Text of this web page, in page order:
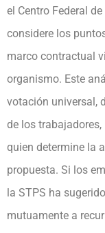
el Centro Federal
considere los
marco contractual
organismo. Este
votación universal,
de los
quien determine la
propuesta. Si los
la STPS ha
mutuamente a